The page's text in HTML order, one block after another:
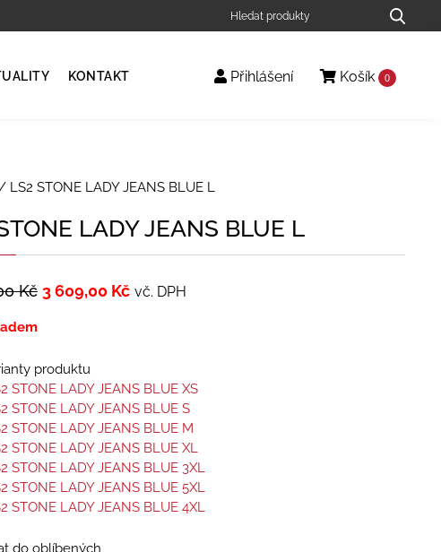
KONTAKT Přihlášení Košík 0
/ LS2 STONE LADY JEANS BLUE L
LADY JEANS BLUE L
Kč 3 609,00 Kč vč. DPH
produktu
STONE LADY JEANS BLUE XS
STONE LADY JEANS BLUE S
STONE LADY JEANS BLUE M
STONE LADY JEANS BLUE XL
STONE LADY JEANS BLUE 3XL
STONE LADY JEANS BLUE 5XL
STONE LADY JEANS BLUE 4XL
do oblíbených